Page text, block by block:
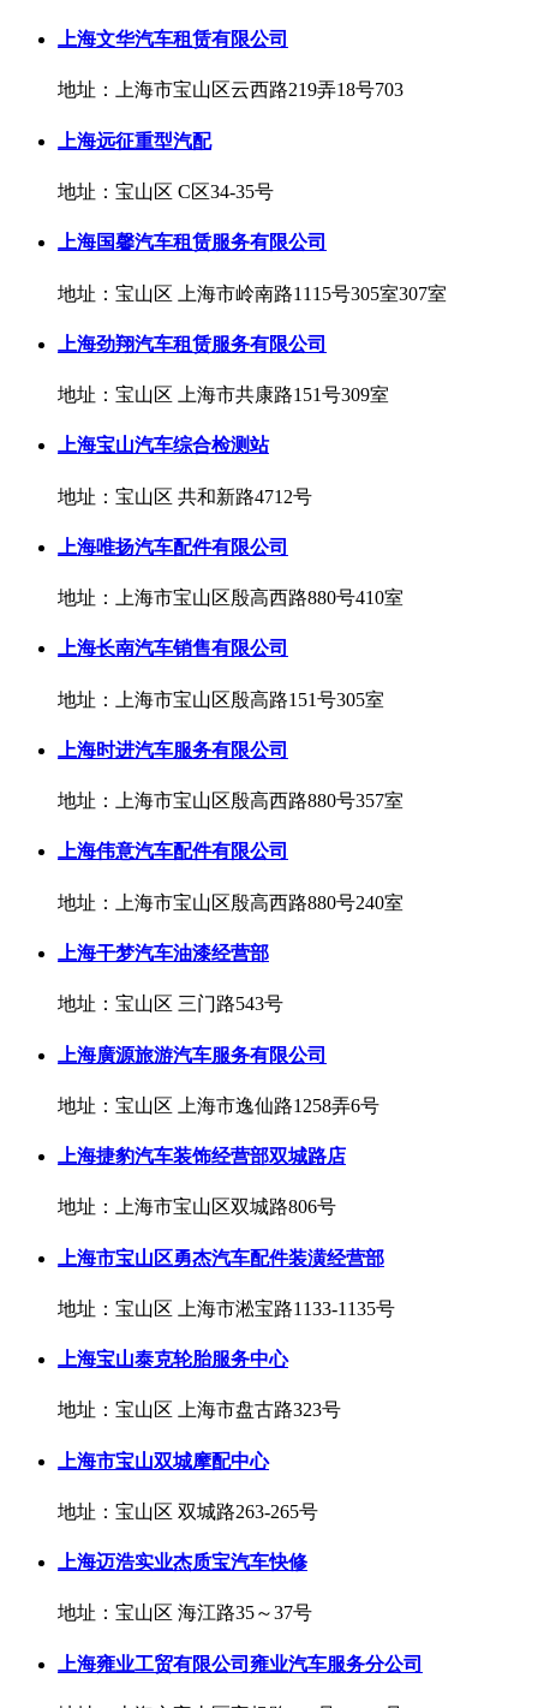
上海文华汽车租赁有限公司
地址：上海市宝山区云西路219弄18号703
上海远征重型汽配
地址：宝山区 C区34-35号
上海国馨汽车租赁服务有限公司
地址：宝山区 上海市岭南路1115号305室307室
上海劲翔汽车租赁服务有限公司
地址：宝山区 上海市共康路151号309室
上海宝山汽车综合检测站
地址：宝山区 共和新路4712号
上海唯扬汽车配件有限公司
地址：上海市宝山区殷高西路880号410室
上海长南汽车销售有限公司
地址：上海市宝山区殷高路151号305室
上海时进汽车服务有限公司
地址：上海市宝山区殷高西路880号357室
上海伟意汽车配件有限公司
地址：上海市宝山区殷高西路880号240室
上海干梦汽车油漆经营部
地址：宝山区 三门路543号
上海廣源旅游汽车服务有限公司
地址：宝山区 上海市逸仙路1258弄6号
上海捷豹汽车装饰经营部双城路店
地址：上海市宝山区双城路806号
上海市宝山区勇杰汽车配件装潢经营部
地址：宝山区 上海市淞宝路1133-1135号
上海宝山泰克轮胎服务中心
地址：宝山区 上海市盘古路323号
上海市宝山双城摩配中心
地址：宝山区 双城路263-265号
上海迈浩实业杰质宝汽车快修
地址：宝山区 海江路35～37号
上海雍业工贸有限公司雍业汽车服务分公司